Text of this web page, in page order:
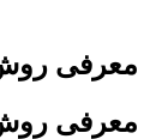
معرفی
معرفی